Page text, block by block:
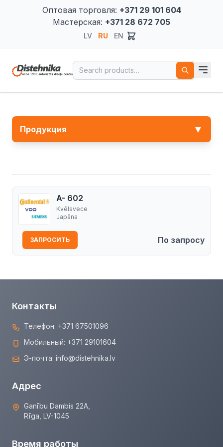
Оптовая торговля: +371 29 101 604
Мастерская: +371 28 672 705
LV RU EN
Search for:
Продукция ▼
A- 602
Kvēlsvece
Japāna
По запросу
ЗАПРОСИТЬ
Контакты
Телефон: +371 67501096
Мобильный: +371 29101604
Э-почта: info@distehnika.lv
Адрес
Ganību Dambis 22A,
Rīga, LV-1045
Время работы